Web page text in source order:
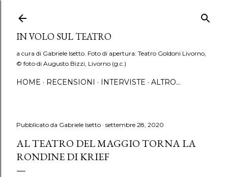
IN VOLO SUL TEATRO
a cura di Gabriele Isetto. Foto di apertura: Teatro Goldoni Livorno,
© foto di Augusto Bizzi, Livorno (g.c.)
HOME RECENSIONI INTERVISTE ALTRO…
Pubblicato da Gabriele Isetto settembre 28, 2020
AL TEATRO DEL MAGGIO TORNA LA
RONDINE DI KRIEF